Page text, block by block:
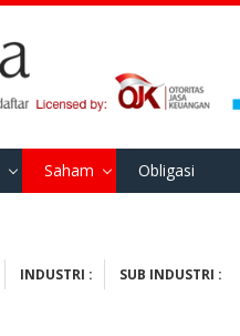
Saham Obligasi
INDUSTRI : SUB INDUSTRI :